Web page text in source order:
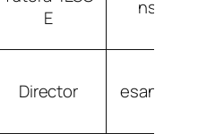
E
Director